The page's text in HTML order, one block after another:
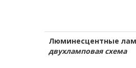
Люминесцентные
двухламповая схема